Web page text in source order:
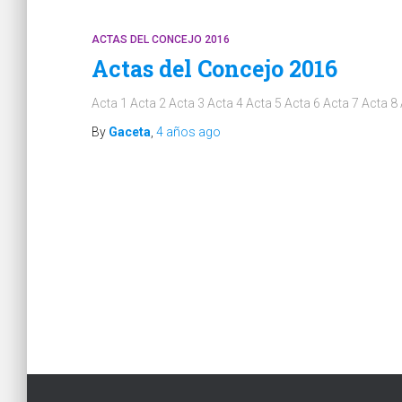
ACTAS DEL CONCEJO 2016
Actas del Concejo 2016
Acta 1 Acta 2 Acta 3 Acta 4 Acta 5 Acta 6 Acta 7 Acta
By Gaceta 4 años ago